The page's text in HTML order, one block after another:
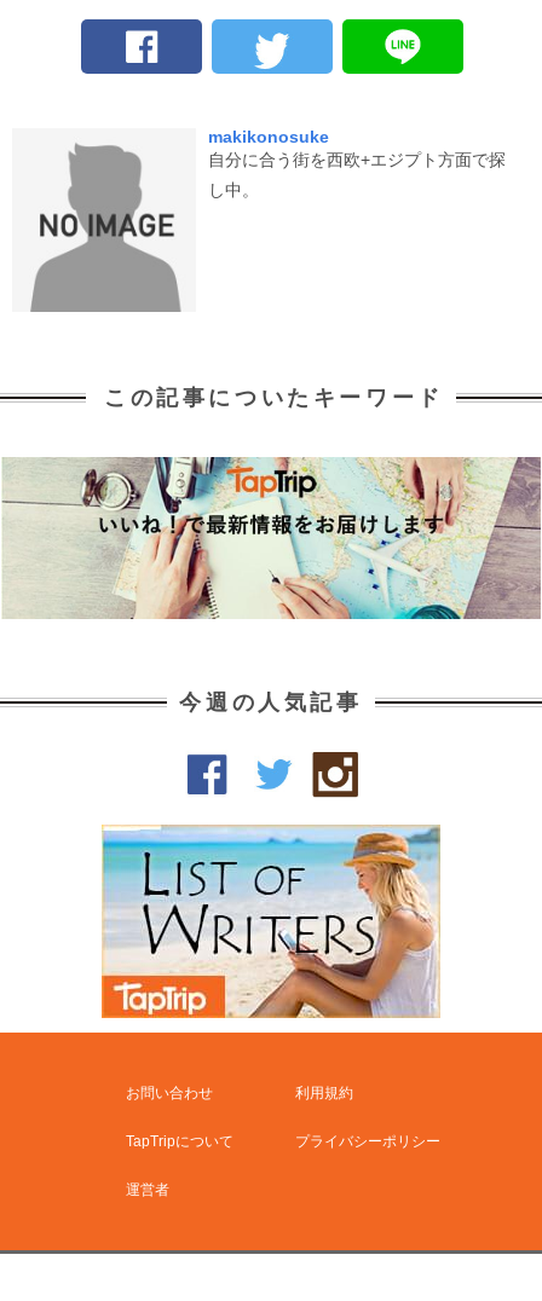
makikonosuke
自分に合う街を西欧+エジプト方面で探
し中。
この記事についたキーワード
今週の人気記事
お問い合わせ 利用規約
TapTripについて プライバシーポリシー
運営者